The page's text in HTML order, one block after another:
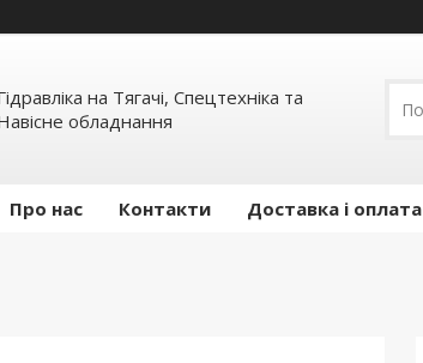
на Тягачі, Спецтехніка та
обладнання
Про нас Контакти Доставка і оплата